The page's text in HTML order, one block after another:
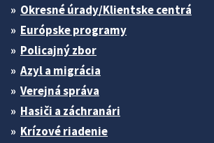
Okresné úrady/Klientske centrá
Európske programy
Policajný zbor
Azyl a migrácia
Verejná správa
Hasiči a záchranári
Krízové riadenie